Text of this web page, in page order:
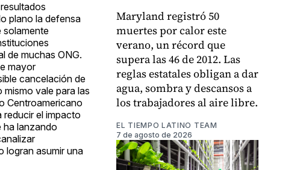
plano la defensa
solamente
de muchas ONG.
mayor
cancelación de
vale para las
Centroamericano
el impacto
ha lanzando
logran asumir una
Maryland registró 50
muertes por calor este
verano, un récord que
supera las 46 de 2012. Las
reglas estatales obligan a dar
agua, sombra y descansos a
los trabajadores al aire libre.
EL TIEMPO LATINO TEAM
7 de agosto de 2026